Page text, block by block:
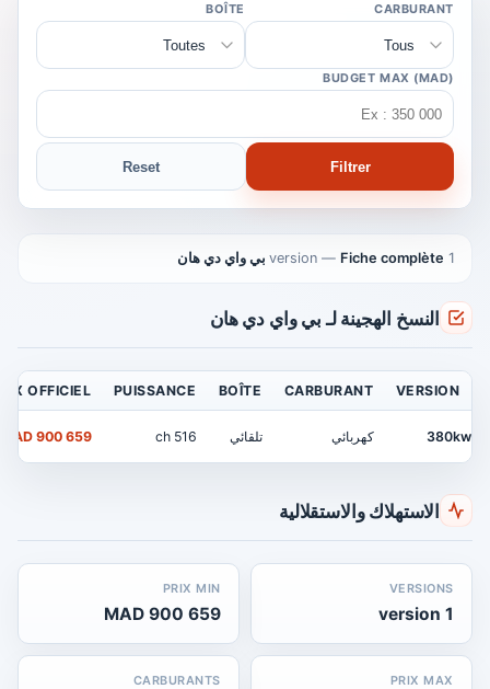
CARBURANT
BOÎTE
BUDGET MAX (MAD)
Filtrer
Reset
1 version
— Fiche complète بي واي دي هان
النسخ الهجينة لـ بي واي دي هان
VERSION
CARBURANT
BOÎTE
PUISSANCE
OFFICIEL
380kw كهربائي تلقائي 516 ch
659 900 MAD
الاستهلاك والاستقلالية
VERSIONS
1 version
PRIX MIN
659 900 MAD
PRIX MAX
CARBURANTS